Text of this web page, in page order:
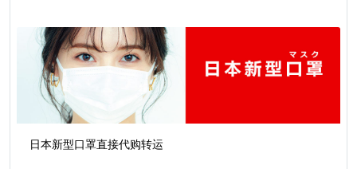
日本新型口罩直接代购转运